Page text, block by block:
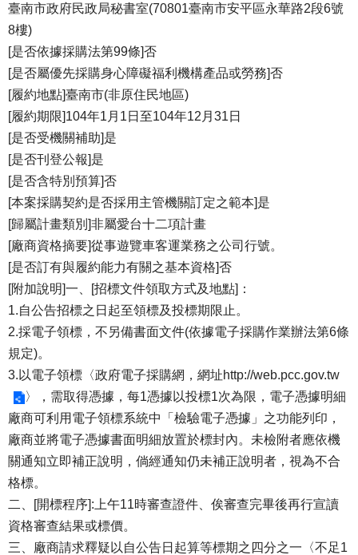
臺南市政府民政局秘書室(70801臺南市安平區永華路2段6號
8樓)
[是否依據採購法第99條]否
[是否屬優先採購身心障礙福利機構產品或勞務]否
[履約地點]臺南市(非原住民地區)
[履約期限]104年1月1日至104年12月31日
[是否受機關補助]是
[是否刊登公報]是
[是否含特別預算]否
[本案採購契約是否採用主管機關訂定之範本]是
[歸屬計畫類別]非屬愛台十二項計畫
[廠商資格摘要]從事遊覽車客運業務之公司行號。
[是否訂有與履約能力有關之基本資格]否
[附加說明]一、[招標文件領取方式及地點]：
1.自公告招標之日起至領標及投標期限止。
2.採電子領標，不另備書面文件(依據電子採購作業辦法第6條
規定)。
3.以電子領標〈政府電子採購網，網址http://web.pcc.gov.tw
〉，需取得憑據，每1憑據以投標1次為限，電子憑據明細
廠商可利用電子領標系統中「檢驗電子憑據」之功能列印，
廠商並將電子憑據書面明細放置於標封內。未檢附者應依機
關通知立即補正說明，倘經通知仍未補正說明者，視為不合
格標。
二、[開標程序]:上午11時審查證件、俟審查完畢後再行宣讀
資格審查結果或標價。
三、廠商請求釋疑以自公告日起算等標期之四分之一〈不足1